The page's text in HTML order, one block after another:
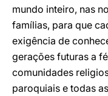
mundo inteiro, nas
famílias, para que
exigência de
gerações futuras a
comunidades
paroquiais e todas